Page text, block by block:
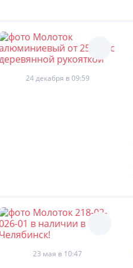
24 декабря в 09:59
23 мая в 10:47